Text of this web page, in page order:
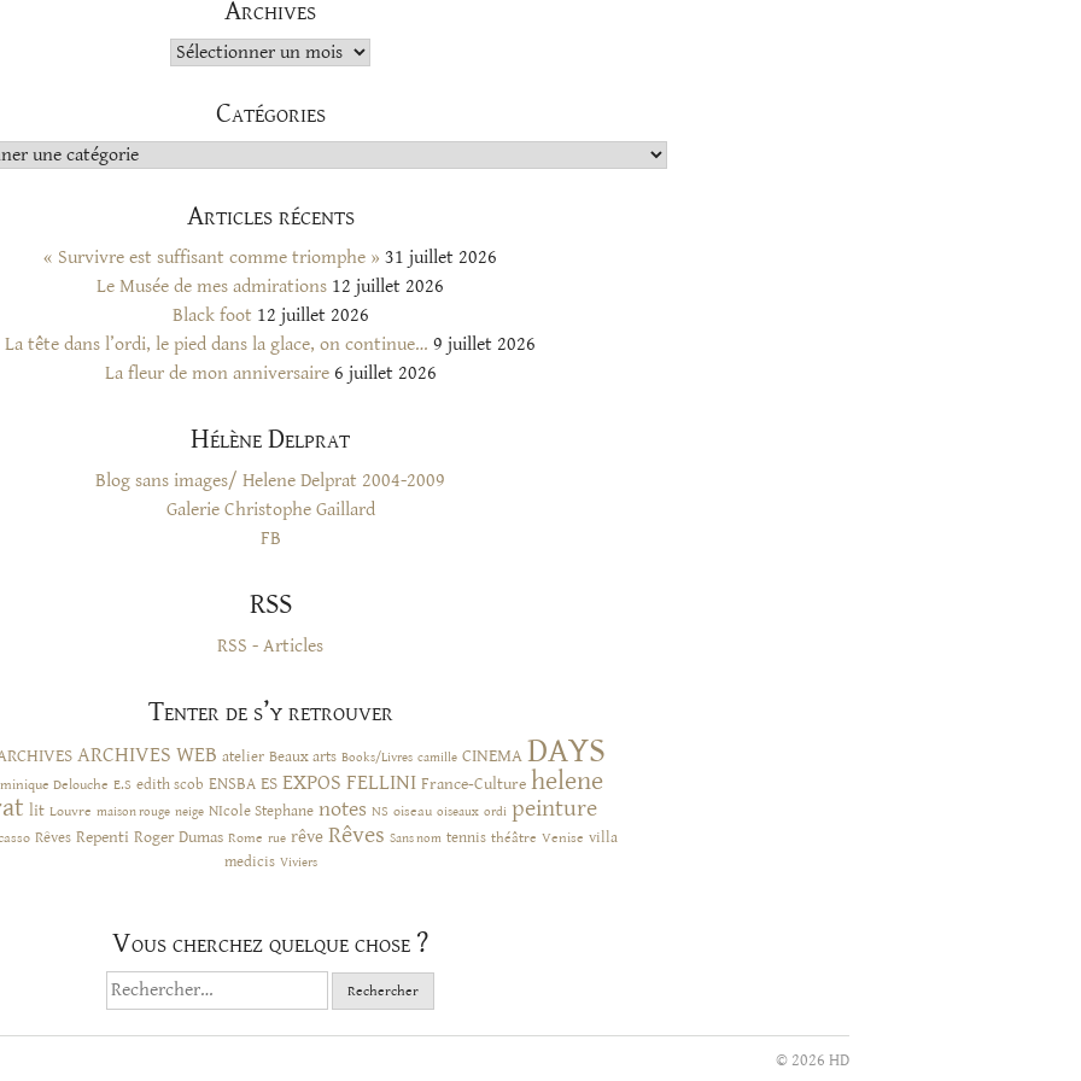
Archives
Archives
Catégories
Articles récents
« Survivre est suffisant comme triomphe » 31 juillet 2026
Le Musée de mes admirations 12 juillet 2026
Black foot 12 juillet 2026
La tête dans l’ordi, le pied dans la glace, on continue… 9 juillet 2026
La fleur de mon anniversaire 6 juillet 2026
Hélène Delprat
Blog sans images/ Helene Delprat 2004-2009
Galerie Christophe Gaillard
FB
RSS
RSS - Articles
Tenter de s’y retrouver
ARCHIVES WEB atelier Beaux arts Books/Livres camille CINEMA DAYS
Delouche E.S edith scob ENSBA ES EXPOS FELLINI France-Culture helene
lit Louvre maison rouge neige NIcole Stephane notes NS oiseau oiseaux ordi peinture
Rêves Repenti Roger Dumas Rome rue rêve Rêves Sans nom tennis théâtre Venise villa
medicis Viviers
Vous cherchez quelque chose ?
Rechercher :
© 2026 HD